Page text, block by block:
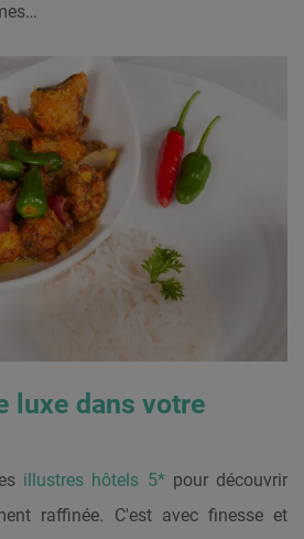
luxe dans votre
illustres hôtels 5*pour découvrir
raffinée. C'est avec finesse et